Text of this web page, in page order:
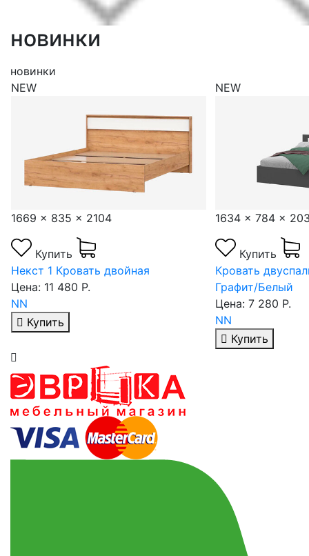
новинки
новинки
NEW
1634 x 784 x 2032
Купить
Кровать двуспальная 1.6 Дольче.
Графит/Белый
Цена: 7 280 Р.
NN
NEW
1654 x 900 x
Купить
Кровать
бежевый
Цена: 13 510 Р.
NN
Купить